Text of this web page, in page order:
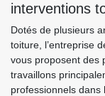
interventions
Dotés de plusieurs
toiture, l’entreprise
vous proposent des
travaillons
professionnels dans